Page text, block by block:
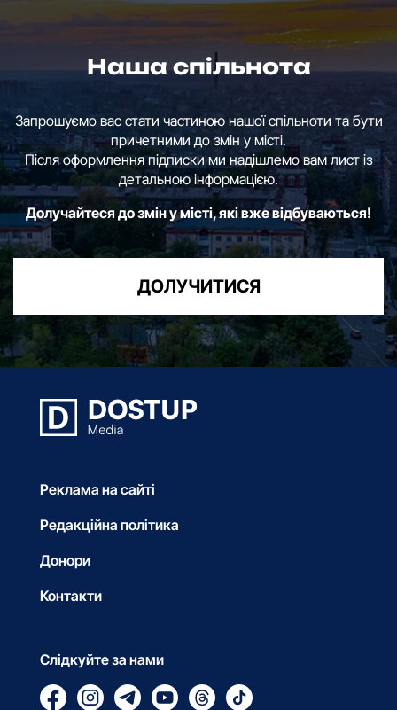
Наша спільнота
Запрошуємо вас стати частиною нашої спільноти та бути
причетними до змін у місті.
Після оформлення підписки ми надішлемо вам лист із
детальною інформацією.
Долучайтеся до змін у місті, які вже відбуваються!
ДОЛУЧИТИСЯ
Реклама на сайті
Редакційна політика
Донори
Контакти
Слідкуйте за нами